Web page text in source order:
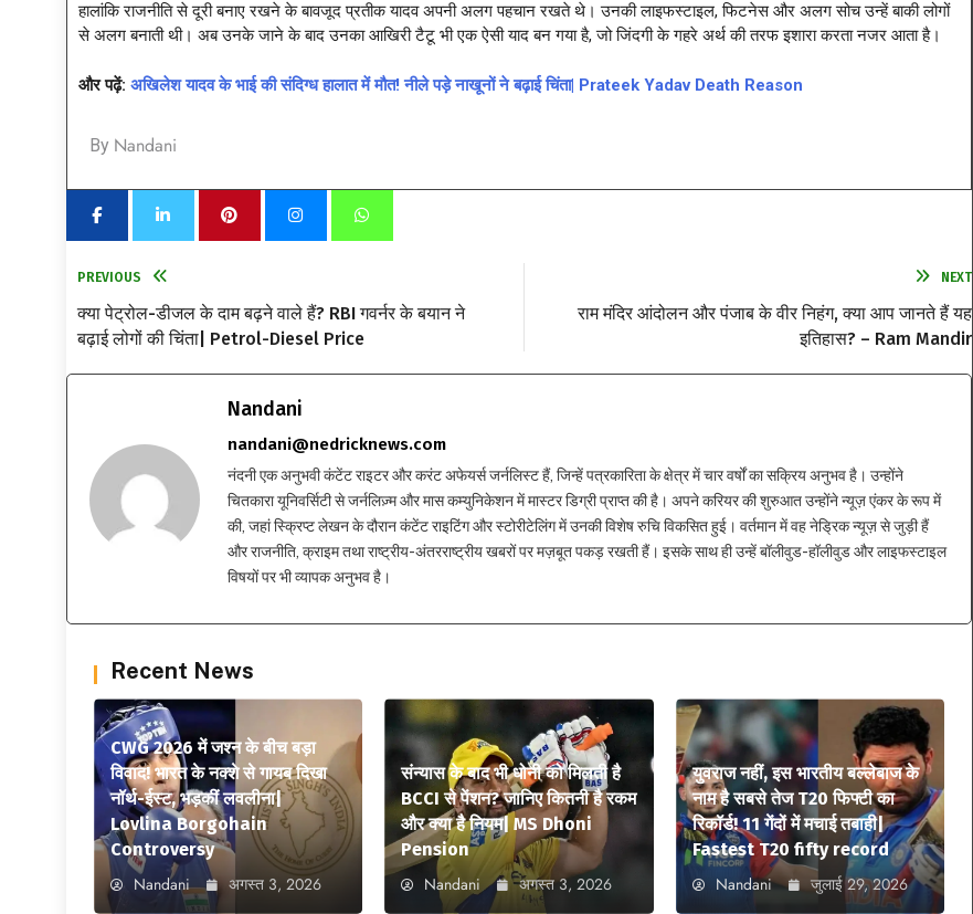
हालांकि राजनीति से दूरी बनाए रखने के बावजूद प्रतीक यादव अपनी अलग पहचान रखते थे। उनकी लाइफस्टाइल, फिटनेस और अलग सोच उन्हें बाकी लोगों
से अलग बनाती थी। अब उनके जाने के बाद उनका आखिरी टैटू भी एक ऐसी याद बन गया है, जो जिंदगी के गहरे अर्थ की तरफ इशारा करता नजर आता है।
और पढ़ें: अखिलेश यादव के भाई की संदिग्ध हालात में मौत! नीले पड़े नाखूनों ने बढ़ाई चिंता| Prateek Yadav Death Reason
By Nandani
PREVIOUS
क्या पेट्रोल-डीजल के दाम बढ़ने वाले हैं? RBI गवर्नर के बयान ने
बढ़ाई लोगों की चिंता| Petrol-Diesel Price
NEXT
राम मंदिर आंदोलन और पंजाब के वीर निहंग, क्या आप जानते हैं यह
इतिहास? – Ram Mandir
Nandani
nandani@nedricknews.com
नंदनी एक अनुभवी कंटेंट राइटर और करंट अफेयर्स जर्नलिस्ट हैं, जिन्हें पत्रकारिता के क्षेत्र में चार वर्षों का सक्रिय अनुभव है। उन्होंने
चितकारा यूनिवर्सिटी से जर्नलिज़्म और मास कम्युनिकेशन में मास्टर डिग्री प्राप्त की है। अपने करियर की शुरुआत उन्होंने न्यूज़ एंकर के रूप में
की, जहां स्क्रिप्ट लेखन के दौरान कंटेंट राइटिंग और स्टोरीटेलिंग में उनकी विशेष रुचि विकसित हुई। वर्तमान में वह नेड्रिक न्यूज़ से जुड़ी हैं
और राजनीति, क्राइम तथा राष्ट्रीय-अंतरराष्ट्रीय खबरों पर मज़बूत पकड़ रखती हैं। इसके साथ ही उन्हें बॉलीवुड-हॉलीवुड और लाइफस्टाइल
विषयों पर भी व्यापक अनुभव है।
Recent News
CWG 2026 में जश्न के बीच बड़ा
विवाद! भारत के नक्शे से गायब दिखा
नॉर्थ-ईस्ट, भड़कीं लवलीना|
Lovlina Borgohain
Controversy
Nandani अगस्त 3, 2026
संन्यास के बाद भी धोनी को मिलती है
BCCI से पेंशन? जानिए कितनी है रकम
और क्या है नियम| MS Dhoni
Pension
Nandani अगस्त 3, 2026
युवराज नहीं, इस भारतीय बल्लेबाज के
नाम है सबसे तेज T20 फिफ्टी का
रिकॉर्ड! 11 गेंदों में मचाई तबाही|
Fastest T20 fifty record
Nandani जुलाई 29, 2026